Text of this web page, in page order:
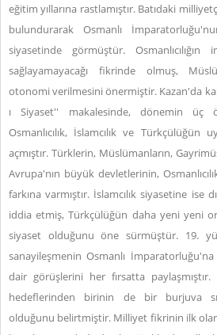
eğitim yıllarına rastlamıştır. Batıdaki
bulundurarak Osmanlı
siyasetinde görmüştür.
sağlayamayacağı fikrinde olmuş,
otonomi verilmesini önermiştir. Kazan'da
ı Siyaset'' makalesinde, dönemin üç
Osmanlıcılık, İslamcılık ve Türkçülüğün
açmıştır. Türklerin, Müslümanların,
Avrupa'nın büyük devletlerinin,
farkına varmıştır. İslamcılık siyasetine ise
iddia etmiş, Türkçülüğün daha yeni yeni
siyaset olduğunu öne sürmüştür. 19.
sanayileşmenin Osmanlı
dair görüşlerini her fırsatta
hedeflerinden birinin de bir burjuva
olduğunu belirtmiştir. Milliyet fikrinin ilk